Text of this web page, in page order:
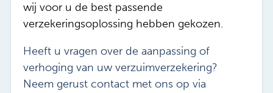
wij voor u de best passende
verzekeringsoplossing hebben gekozen.
Heeft u vragen over de aanpassing of
verhoging van uw verzuimverzekering?
Neem gerust contact met ons op via